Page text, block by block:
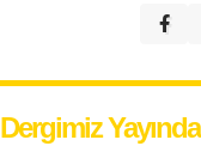
Dergimiz Yayında